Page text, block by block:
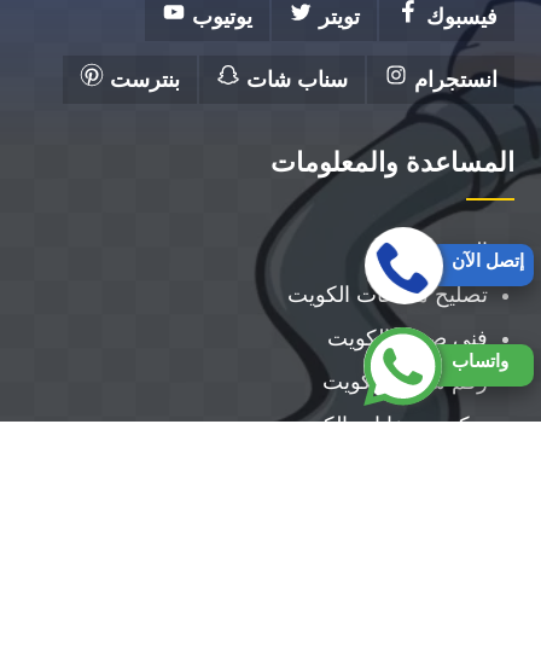
فيسبوك
تويتر يوتيوب
انستجرام سناب شات بنترست
المساعدة والمعلومات
الرئيسية
تصليح مضخات الكويت
فني صحي الكويت
رقم سباك بالكويت
تركيب سخانات الكويت
واتساب
إتصل الآن